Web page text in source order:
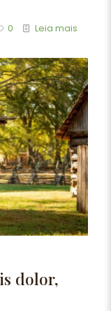
0 Leia mais
dolor,